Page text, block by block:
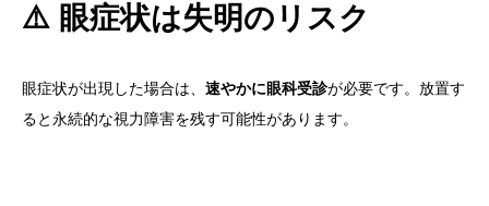
⚠️ 眼症状は失明のリスク
眼症状が出現した場合は、 速やかに眼科受診が必要です。放置す
ると永続的な視力障害を残す可能性があります。